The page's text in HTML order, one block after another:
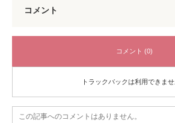
コメント
コメント (0)
トラックバックは利用できませ
この記事へのコメントはありません。